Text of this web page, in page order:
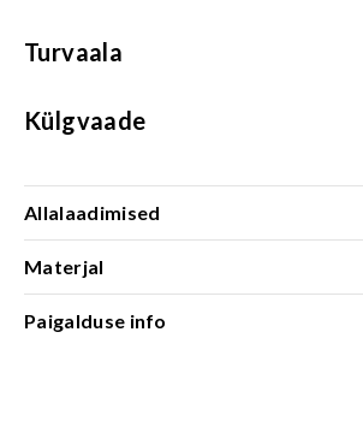
Turvaala
Külgvaade
Allalaadimised
Materjal
Paigalduse info